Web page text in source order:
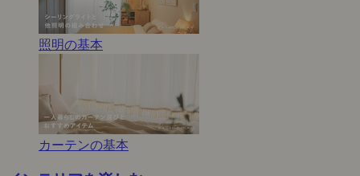
照明の基本
カーテンの基本